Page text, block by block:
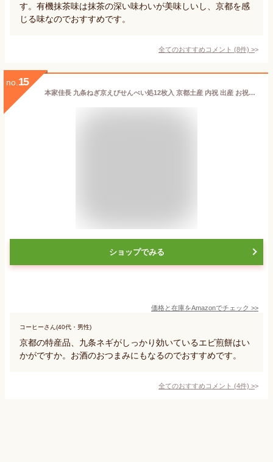
す。有機抹茶味は抹茶の深い味わいが美味しいし、京都を感
じる味なのでおすすめです。
全てのおすすめコメント (8件) >
no. 15
本家佳長 九条ねぎ京えびせんべい処12枚入 京都土産 内祝 出産 お祝い お返し 結婚 記念日 和菓子 菓子折り 手土産 個包装 ギフト［モンドセレクション12年連続金賞受賞］
ショップでみる
価格と在庫をAmazonでチェック >>
コーヒーさん(40代・男性)
京都の特産品、九条ネギがしっかり効いているエビ煎餅はい
かがですか。お酒のおつまみにもなるのでおすすめです。
全てのおすすめコメント (4件) >